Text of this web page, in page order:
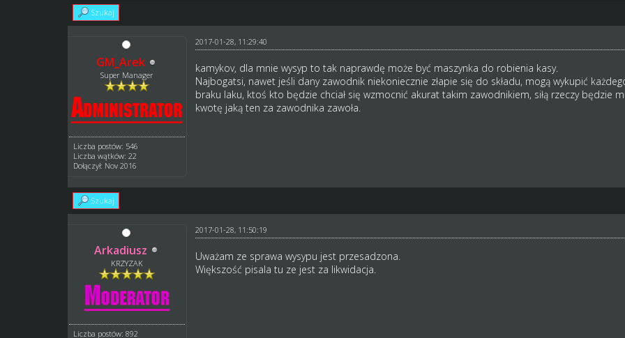
Szukaj
GM_Arek
Super Manager
Liczba postów: 546
Liczba wątków: 22
Dołączył: Nov 2016
2017-01-28, 11:29:40
kamykov, dla mnie wysyp to tak naprawdę może być maszynka do robienia kasy.
Najbogatsi, nawet jeśli dany zawodnik niekoniecznie złapie się do składu, mogą wykupić
braku laku, ktoś kto będzie chciał się wzmocnić akurat takim zawodnikiem, siłą rzeczy będzie
kwotę jaką ten za zawodnika zawoła.
Szukaj
Arkadiusz
KRZYZAK
Liczba postów: 892
2017-01-28, 11:50:19
Uważam ze sprawa wysypu jest przesadzona.
Większość pisala tu ze jest za likwidacja.